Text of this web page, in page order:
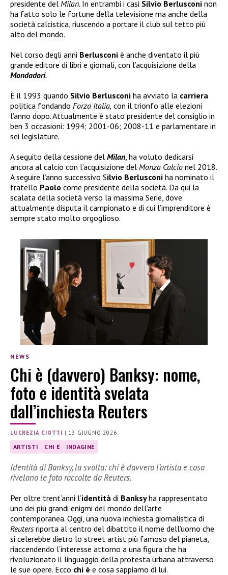
presidente del Milan. In entrambi i casi Silvio Berlusconi non
ha fatto solo le fortune della televisione ma anche della
società calcistica, riuscendo a portare il club sul tetto più
alto del mondo.
Nel corso degli anni Berlusconi è anche diventato il più
grande editore di libri e giornali, con l’acquisizione della
Mondadori.
È il 1993 quando Silvio Berlusconi ha avviato la carriera
politica fondando Forza Italia, con il trionfo alle elezioni
l’anno dopo. Attualmente è stato presidente del consiglio in
ben 3 occasioni: 1994; 2001-06; 2008-11 e parlamentare in
sei legislature.
A seguito della cessione del Milan , ha voluto dedicarsi
ancora al calcio con l’acquisizione del Monza Calcio nel 2018.
A seguire l’anno successivo Silvio Berlusconi ha nominato il
fratello Paolo come presidente della società. Da qui la
scalata della società verso la massima Serie, dove
attualmente disputa il campionato e di cui l’imprenditore è
sempre stato molto orgoglioso.
NEWS
Chi è (davvero) Banksy: nome,
foto e identità svelata
dall’inchiesta Reuters
LUCREZIA CIOTTI | 13 GIUGNO 2026
ARTISTI CHI È INDAGINE
Identità di Banksy, la svolta: chi è davvero l’artista e cosa
rivelano le foto raccolte da Reuters.
Per oltre trent’anni l’identità di Banksyha rappresentato
uno dei più grandi enigmi del mondo dell’arte
contemporanea. Oggi, una nuova inchiesta giornalistica di
Reutersriporta al centro del dibattito il nome dell’uomo che
si celerebbe dietro lo street artist più famoso del pianeta,
riaccendendo l’interesse attorno a una figura che ha
rivoluzionato il linguaggio della protesta urbana attraverso
le sue opere. Ecco chi è e cosa sappiamo di lui.